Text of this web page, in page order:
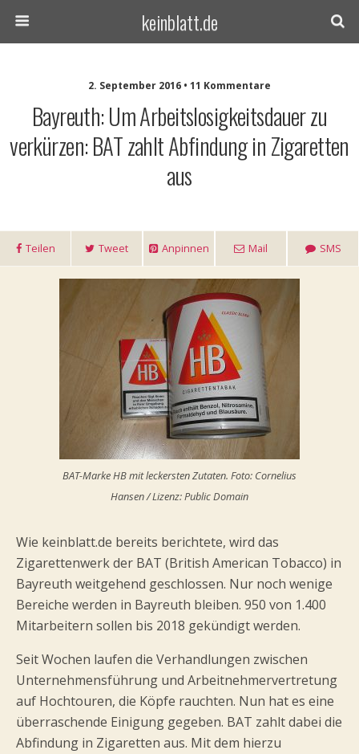
keinblatt.de
2. September 2016 • 11 Kommentare
Bayreuth: Um Arbeitslosigkeitsdauer zu
verkürzen: BAT zahlt Abfindung in Zigaretten
aus
Teilen Tweet Anpinnen Mail SMS
BAT-Marke HB mit leckersten Zutaten. Foto: Cornelius
Hansen / Lizenz: Public Domain
Wie keinblatt.de bereits berichtete, wird das
Zigarettenwerk der BAT (British American Tobacco) in
Bayreuth weitgehend geschlossen. Nur noch wenige
Bereiche werden in Bayreuth bleiben. 950 von 1.400
Mitarbeitern sollen bis 2018 gekündigt werden.
Seit Wochen laufen die Verhandlungen zwischen
Unternehmensführung und Arbeitnehmervertretung
auf Hochtouren, die Köpfe rauchten. Nun hat es eine
überraschende Einigung gegeben. BAT zahlt dabei die
Abfindung in Zigaretten aus. Mit dem hierzu